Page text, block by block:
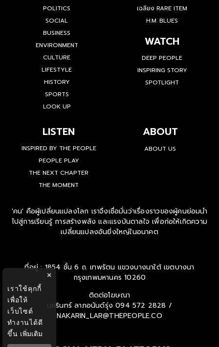
POLITICS
SOCIAL
BUSINESS
ENVIRONMENT
CULTURE
LIFESTYLE
HISTORY
SPORTS
LOOK UP
เฉลียง RARE ITEM
H.M. BLUES
WATCH
DEEP PEOPLE
INSPIRING STORY
SPOTLIGHT
LISTEN
INSPIRED BY THE PEOPLE
PEOPLE PLAY
THE NEXT CHAPTER
THE MOMENT
ABOUT
ABOUT US
'คน' คือผู้เปลี่ยนแปลงโลก เราจึงเชื่อมั่นว่าเรื่องราวของผู้คนย่อมนำ
ไปสู่การเรียนรู้ การสร้างพลัง และแรงบันดาลใจ เพื่อก่อให้เกิดความ
เปลี่ยนแปลงอันยิ่งใหญ่ในอนาคต
ที่อยู่ : 1854 ชั้น 6 ถ. เทพรัตน แขวงบางนาใต้ เขตบางนา
กรุงเทพมหานคร 10260
ติดต่อโฆษณา
นครินทร์ ลาภอนันด์รุ่ง 094 572 2828 /
NAKARIN_LAR@THEPEOPLE.CO
×
เราใช้คุกกี้
เพื่อให้
เว็บไซต์
ทำงานได้ดี
ขึ้น เพิ่มเติม